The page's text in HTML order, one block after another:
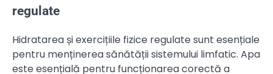
regulate
Hidratarea și exercițiile fizice regulate sunt esențiale
pentru menținerea sănătății sistemului limfatic. Apa
este esențială pentru funcționarea corectă a